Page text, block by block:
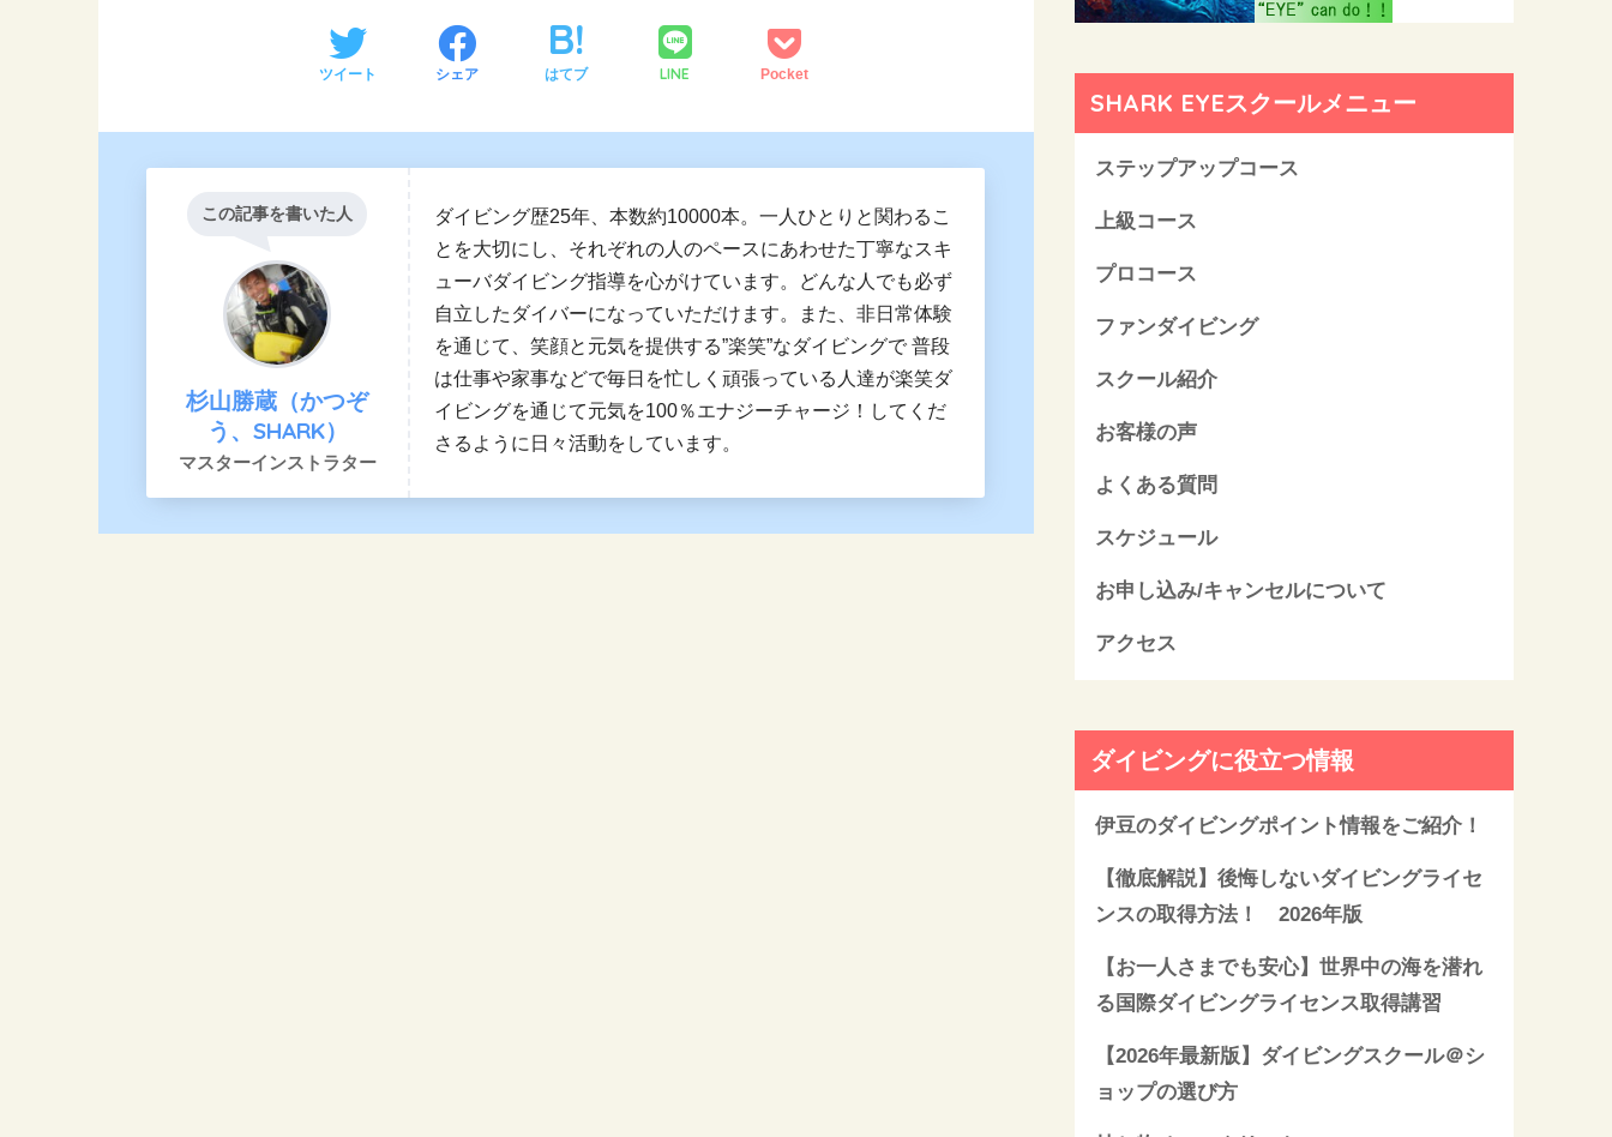
ツイート シェア はてブ LINE Pocket
この記事を書いた人
杉山勝蔵（かつぞ
う、SHARK）
マスターインストラター
ダイビング歴25年、本数約10000本。一人ひとりと関わるこ
とを大切にし、それぞれの人のペースにあわせた丁寧なスキ
ューバダイビング指導を心がけています。どんな人でも必ず
自立したダイバーになっていただけます。また、非日常体験
を通じて、笑顔と元気を提供する”楽笑”なダイビングで 普段
は仕事や家事などで毎日を忙しく頑張っている人達が楽笑ダ
イビングを通じて元気を100％エナジーチャージ！してくだ
さるように日々活動をしています。
SHARK EYEスクールメニュー
ステップアップコース
上級コース
プロコース
ファンダイビング
スクール紹介
お客様の声
よくある質問
スケジュール
お申し込み/キャンセルについて
アクセス
ダイビングに役立つ情報
伊豆のダイビングポイント情報をご紹介！
【徹底解説】後悔しないダイビングライセ
ンスの取得方法！ 2026年版
【お一人さまでも安心】世界中の海を潜れ
る国際ダイビングライセンス取得講習
【2026年最新版】ダイビングスクール＠シ
ョップの選び方